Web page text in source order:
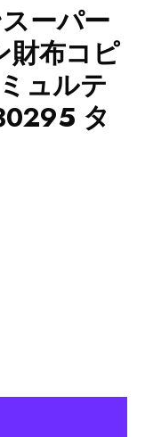
ーパー
財布コピ
ュルテ
タ